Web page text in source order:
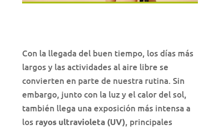
Con la llegada del buen tiempo, los días más
largos y las actividades al aire libre se
convierten en parte de nuestra rutina. Sin
embargo, junto con la luz y el calor del sol,
también llega una exposición más intensa a
los rayos ultravioleta (UV), principales